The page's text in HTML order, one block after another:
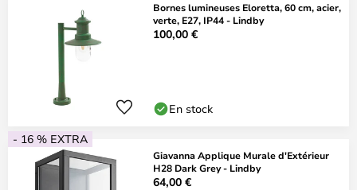
Bornes lumineuses Eloretta, 60 cm, acier,
verte, E27, IP44 - Lindby
100,00 €
En stock
- 16 % EXTRA
Giavanna Applique Murale d'Extérieur
H28 Dark Grey - Lindby
64,00 €